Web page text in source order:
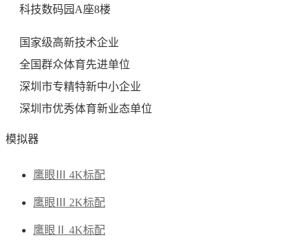
科技数码园A座8楼
国家级高新技术企业
全国群众体育先进单位
深圳市专精特新中小企业
深圳市优秀体育新业态单位
模拟器
鹰眼 4K标配
鹰眼 2K标配
鹰眼 4K标配